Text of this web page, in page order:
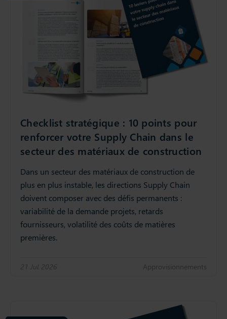
Checklist stratégique : 10 points pour
renforcer votre Supply Chain dans le
secteur des matériaux de construction
Dans un secteur des matériaux de construction de
plus en plus instable, les directions Supply Chain
doivent composer avec des défis permanents :
variabilité de la demande projets, retards
fournisseurs, volatilité des coûts de matières
premières.
21 Jul 2026 Approvisionnements